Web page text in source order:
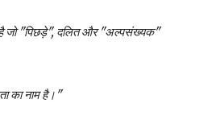
है जो "पिछड़े", दलित और "अल्पसंख्यक"
का नाम है।"